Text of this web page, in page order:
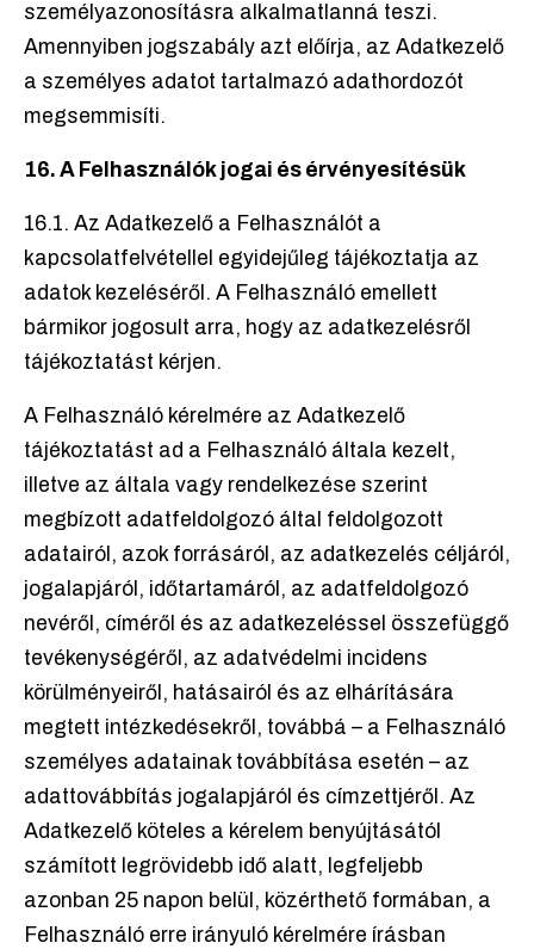
személyazonosításra alkalmatlanná teszi.
Amennyiben jogszabály azt előírja, az Adatkezelő
a személyes adatot tartalmazó adathordozót
megsemmisíti.
16. A Felhasználók jogai és érvényesítésük
16.1. Az Adatkezelő a Felhasználót a
kapcsolatfelvétellel egyidejűleg tájékoztatja az
adatok kezeléséről. A Felhasználó emellett
bármikor jogosult arra, hogy az adatkezelésről
tájékoztatást kérjen.
A Felhasználó kérelmére az Adatkezelő
tájékoztatást ad a Felhasználó általa kezelt,
illetve az általa vagy rendelkezése szerint
megbízott adatfeldolgozó által feldolgozott
adatairól, azok forrásáról, az adatkezelés céljáról,
jogalapjáról, időtartamáról, az adatfeldolgozó
nevéről, címéről és az adatkezeléssel összefüggő
tevékenységéről, az adatvédelmi incidens
körülményeiről, hatásairól és az elhárítására
megtett intézkedésekről, továbbá – a Felhasználó
személyes adatainak továbbítása esetén – az
adattovábbítás jogalapjáról és címzettjéről. Az
Adatkezelő köteles a kérelem benyújtásától
számított legrövidebb idő alatt, legfeljebb
azonban 25 napon belül, közérthető formában, a
Felhasználó erre irányuló kérelmére írásban